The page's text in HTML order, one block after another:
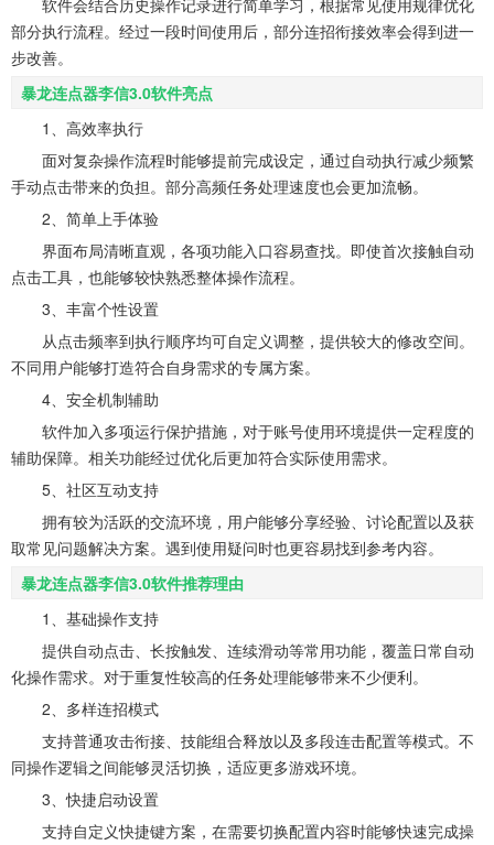
软件会结合历史操作记录进行简单学习，根据常见使用规律优化
部分执行流程。经过一段时间使用后，部分连招衔接效率会得到进一
步改善。
暴龙连点器李信3.0软件亮点
1、高效率执行
面对复杂操作流程时能够提前完成设定，通过自动执行减少频繁
手动点击带来的负担。部分高频任务处理速度也会更加流畅。
2、简单上手体验
界面布局清晰直观，各项功能入口容易查找。即使首次接触自动
点击工具，也能够较快熟悉整体操作流程。
3、丰富个性设置
从点击频率到执行顺序均可自定义调整，提供较大的修改空间。
不同用户能够打造符合自身需求的专属方案。
4、安全机制辅助
软件加入多项运行保护措施，对于账号使用环境提供一定程度的
辅助保障。相关功能经过优化后更加符合实际使用需求。
5、社区互动支持
拥有较为活跃的交流环境，用户能够分享经验、讨论配置以及获
取常见问题解决方案。遇到使用疑问时也更容易找到参考内容。
暴龙连点器李信3.0软件推荐理由
1、基础操作支持
提供自动点击、长按触发、连续滑动等常用功能，覆盖日常自动
化操作需求。对于重复性较高的任务处理能够带来不少便利。
2、多样连招模式
支持普通攻击衔接、技能组合释放以及多段连击配置等模式。不
同操作逻辑之间能够灵活切换，适应更多游戏环境。
3、快捷启动设置
支持自定义快捷键方案，在需要切换配置内容时能够快速完成操